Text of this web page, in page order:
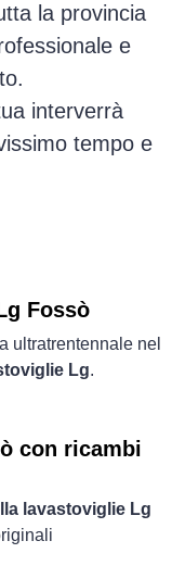
la provincia
e
interverrà
tempo e
Fossò
ultratrentennale nel
Lg.
con ricambi
lavastoviglie Lg